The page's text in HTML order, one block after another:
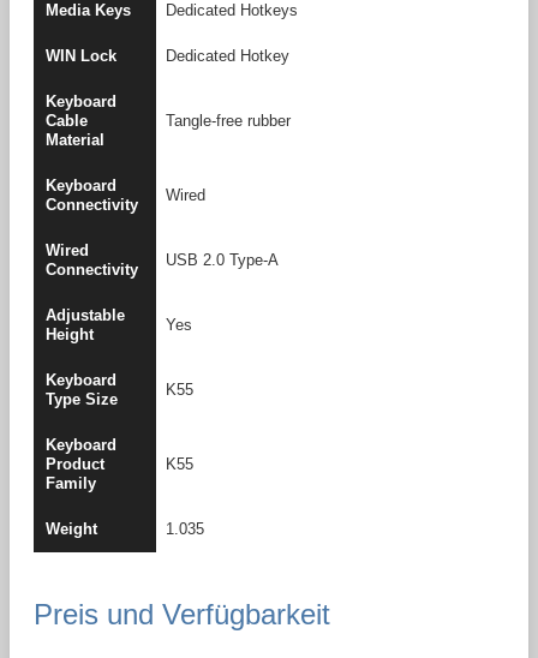
Media Keys Dedicated Hotkeys
WIN Lock Dedicated Hotkey
Keyboard
Cable
Material
Tangle-free rubber
Keyboard
Connectivity
Wired
Wired
Connectivity
USB 2.0 Type-A
Adjustable
Height
Yes
Keyboard
Type Size
K55
Keyboard
Product
Family
K55
Weight 1.035
Preis und Verfügbarkeit